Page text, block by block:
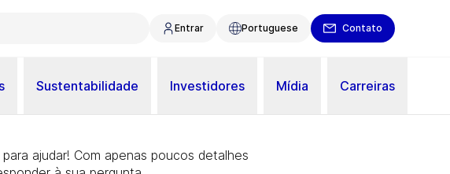
Entrar Portuguese Contato
Sustentabilidade Investidores Mídia Carreiras
para ajudar! Com apenas poucos detalhes